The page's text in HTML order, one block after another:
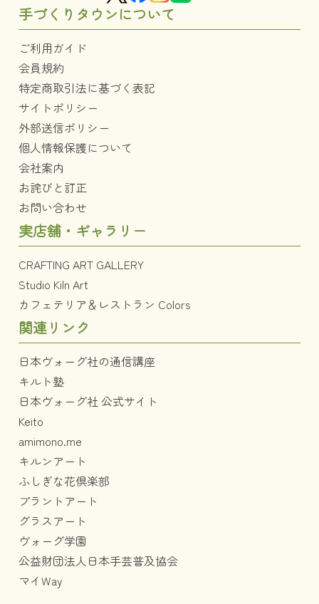
手づくりタウンについて
ご利用ガイド
会員規約
特定商取引法に基づく表記
サイトポリシー
外部送信ポリシー
個人情報保護について
会社案内
お詫びと訂正
お問い合わせ
実店舗・ギャラリー
CRAFTING ART GALLERY
Studio Kiln Art
カフェテリア＆レストラン Colors
関連リンク
日本ヴォーグ社の通信講座
キルト塾
日本ヴォーグ社 公式サイト
Keito
amimono.me
キルンアート
ふしぎな花倶楽部
プラントアート
グラスアート
ヴォーグ学園
公益財団法人日本手芸普及協会
マイWay